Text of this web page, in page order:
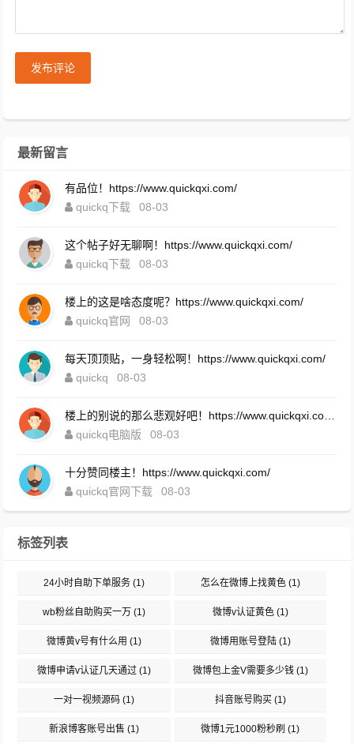
发布评论
最新留言
有品位！https://www.quickqxi.com/
quickq下载
08-03
这个帖子好无聊啊！https://www.quickqxi.com/
quickq下载
08-03
楼上的这是啥态度呢？https://www.quickqxi.com/
quickq官网
08-03
每天顶顶贴，一身轻松啊！https://www.quickqxi.com/
quickq
08-03
quickq电脑版
08-03
十分赞同楼主！https://www.quickqxi.com/
quickq官网下载
08-03
标签列表
24小时自助下单服务 (1) 怎么在微博上找黄色(1)
wb粉丝自助购买一万 (1) 微博v认证黄色(1)
微博黄v号有什么用 (1) 微博用账号登陆(1)
微博申请v认证几天通过 (1) 微博包上金V需要多少钱(1)
一对一视频源码 (1) 抖音账号购买(1)
新浪博客账号出售 (1) 微博1元1000粉秒刷 (1)